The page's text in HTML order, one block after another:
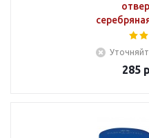
285